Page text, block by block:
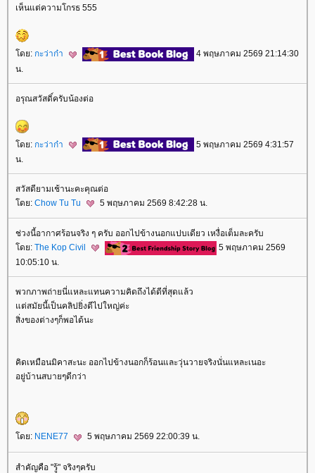
เห็นแต่ความโกรธ 555
ดย: กะว่าก๋า
4 พฤษภาคม 2569 21:14:30
น.
อรุณสวัสดิ์ครับน้องต่อ
ดย: กะว่าก๋า
5 พฤษภาคม 2569 4:31:57
น.
สวัสดียามเช้านะคะคุณต่อ
ดย: Chow Tu Tu 5 พฤษภาคม 2569 8:42:28 น.
ช่วงนี้อากาศร้อนจริง ๆ ครับ ออกไปข้างนอกแปบเดียว เหงื่อเต็มละครับ
ดย: The Kop Civil
5 พฤษภาคม 2569
10:05:10 น.
พวกภาพถ่ายนี่แหละแทนความคิดถึงได้ดีที่สุดแล้ว
ต่สมัยนี้เป็นคลิปยิ่งดีไปใหญ่ค่ะ
สิ่งของต่างๆก็พอได้นะ
คิดเหมือนมิคาสะนะ ออกไปข้างนอกก็ร้อนและวุ่นวายจริงนั่นแหละเนอะ
อยู่บ้านสบายๆดีกว่า
ดย: NENE77 5 พฤษภาคม 2569 22:00:39 น.
สำคัญคือ "รู้" จริงๆครับ